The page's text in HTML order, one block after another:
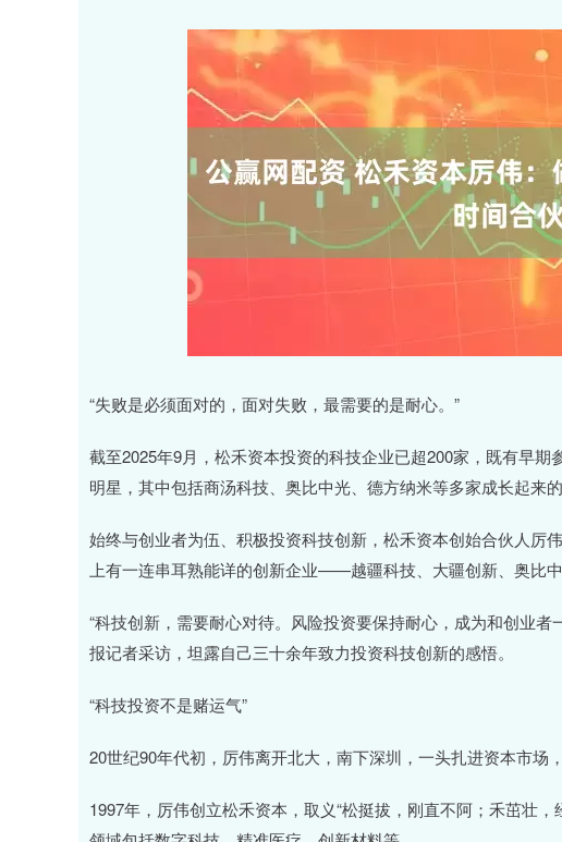
“失败是必须面对的，面对失败，最需要的是耐心。”
截至2025年9月，松禾资本投资的科技企业已超200家，既有早
明星，其中包括商汤科技、奥比中光、德方纳米等多家成长起来的
始终与创业者为伍、积极投资科技创新，松禾资本创始合伙人厉
上有一连串耳熟能详的创新企业——越疆科技、大疆创新、奥
“科技创新，需要耐心对待。风险投资要保持耐心，成为和创业者
报记者采访，坦露自己三十余年致力投资科技创新的感悟。
“科技投资不是赌运气”
20世纪90年代初，厉伟离开北大，南下深圳，一头扎进资本市场
1997年，厉伟创立松禾资本，取义“松挺拔，刚直不阿；禾茁壮